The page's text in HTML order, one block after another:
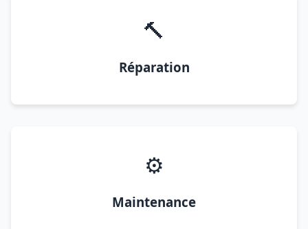
🔨
Réparation
⚙️
Maintenance